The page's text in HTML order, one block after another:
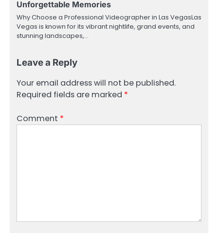
Unforgettable Memories
Why Choose a Professional Videographer in Las VegasLas
Vegas is known for its vibrant nightlife, grand events, and
stunning landscapes,…
Leave a Reply
Your email address will not be published.
Required fields are marked *
Comment *